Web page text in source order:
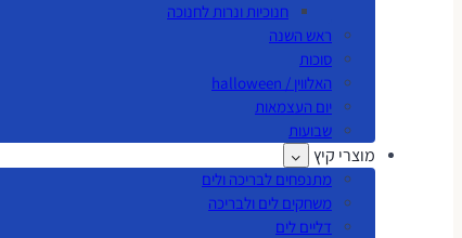
חנוכיות ונרות לחנוכה
ראש השנה
סוכות
האלווין / halloween
יום העצמאות
שבועות
מוצרי קיץ
מתנפחים לבריכה ולים
משחקים לים ולבריכה
דליים לים